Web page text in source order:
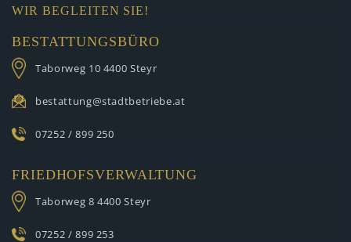
WIR BEGLEITEN SIE!
BESTATTUNGSBÜRO
Taborweg 10 4400 Steyr
bestattung@stadtbetriebe.at
07252 / 899 250
FRIEDHOFSVERWALTUNG
Taborweg 8 4400 Steyr
07252 / 899 253